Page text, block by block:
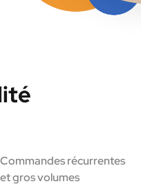
Commandes récurrentes
et gros volumes